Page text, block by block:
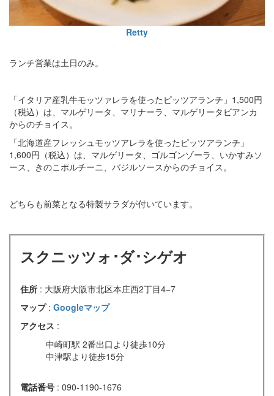
Retty
ランチ営業は土日のみ。
「イタリア産乳牛モッツァレラを使ったピッツアランチ」1,500円
（税込）は、マルゲリータ、マリナーラ、マルゲリータビアンカ
からのチョイス。
「北海道産フレッシュモッツアレラを使ったピッツアランチ」
1,600円（税込）は、マルゲリータ、ゴルゴンゾーラ、いかすみソ
ース、きのこポルチーニ、バジルソースからのチョイス。
どちらも前菜となる特製サラダが付いています。
スクニッツォ･ダ･シゲオ
住所 : 大阪府大阪市北区本庄西2丁目4−7
マップ : Googleマップ
アクセス :
中崎町駅 2番出口より徒歩10分
中津駅より徒歩15分
電話番号 : 090-1190-1676